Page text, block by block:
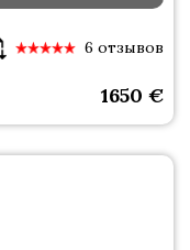
6 отзывов
1650 €